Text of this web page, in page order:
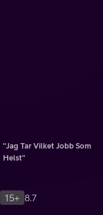
"Jag Tar Vilket Jobb Som
Helst"
15+ 8.7